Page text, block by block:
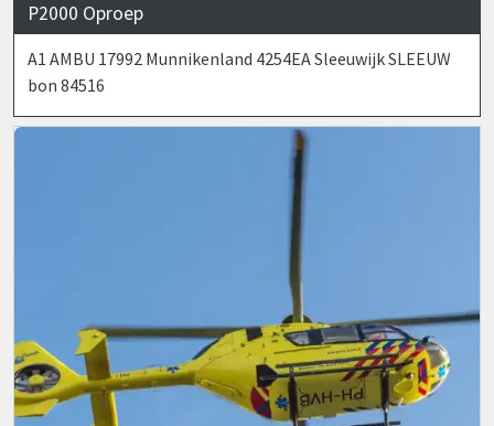
P2000 Oproep
A1 AMBU 17992 Munnikenland 4254EA Sleeuwijk SLEEUW
bon 84516